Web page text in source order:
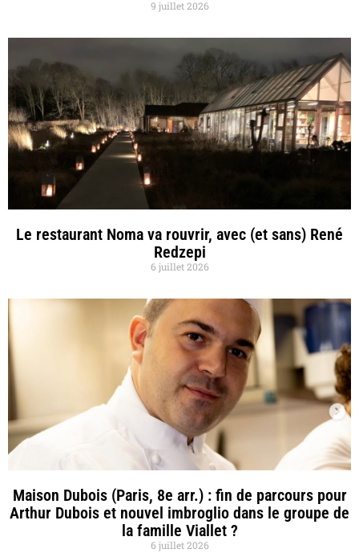
9 juillet 2026
Le restaurant Noma va rouvrir, avec (et sans) René
Redzepi
6 juillet 2026
Maison Dubois (Paris, 8e arr.) : fin de parcours pour
Arthur Dubois et nouvel imbroglio dans le groupe de
la famille Viallet ?
6 juillet 2026